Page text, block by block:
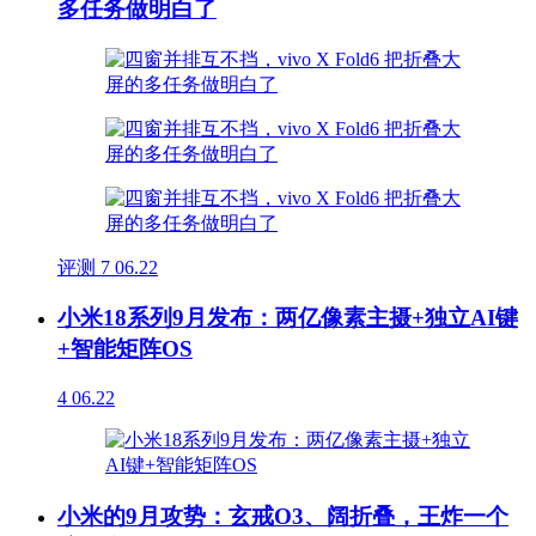
多任务做明白了
评测 7 06.22
小米18系列9月发布：两亿像素主摄+独立AI键
+智能矩阵OS
4 06.22
小米的9月攻势：玄戒O3、阔折叠，王炸一个